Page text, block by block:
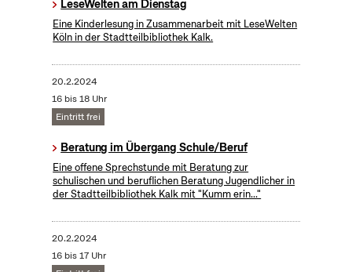
LeseWelten am Dienstag
Eine Kinderlesung in Zusammenarbeit mit LeseWelten
Köln in der Stadtteilbibliothek Kalk.
20.2.2024
16 bis 18 Uhr
Eintritt frei
Beratung im Übergang Schule/Beruf
Eine offene Sprechstunde mit Beratung zur
schulischen und beruflichen Beratung Jugendlicher in
der Stadtteilbibliothek Kalk mit "Kumm erin..."
20.2.2024
16 bis 17 Uhr